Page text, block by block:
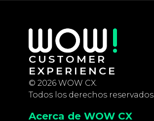
CUSTOMER
EXPERIENCE
© 2026 WOW CX.
Todos los derechos reservados.
Acerca de WOW CX